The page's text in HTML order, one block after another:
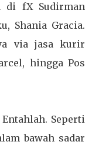
di fX Sudirman
Shania Gracia.
via jasa kurir
hingga Pos
Seperti
bawah sadar